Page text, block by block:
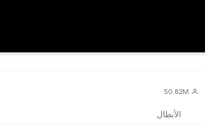
50.82M
الأبطال